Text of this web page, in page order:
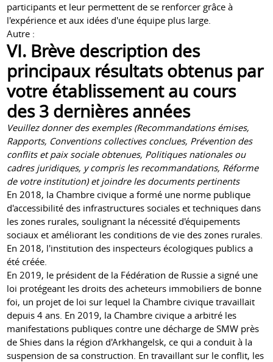
participants et leur permettent de se renforcer grâce à
l'expérience et aux idées d'une équipe plus large.
Autre :
VI. Brève description des
principaux résultats obtenus par
votre établissement au cours
des 3 dernières années
Veuillez donner des exemples (Recommandations émises,
Rapports, Conventions collectives conclues, Prévention des
conflits et paix sociale obtenues, Politiques nationales ou
cadres juridiques, y compris les recommandations, Réforme
de votre institution) et joindre les documents pertinents
En 2018, la Chambre civique a formé une norme publique
d'accessibilité des infrastructures sociales et techniques dans
les zones rurales, soulignant la nécessité d'équipements
sociaux et améliorant les conditions de vie des zones rurales.
En 2018, l'institution des inspecteurs écologiques publics a
été créée.
En 2019, le président de la Fédération de Russie a signé une
loi protégeant les droits des acheteurs immobiliers de bonne
foi, un projet de loi sur lequel la Chambre civique travaillait
depuis 4 ans. En 2019, la Chambre civique a arbitré les
manifestations publiques contre une décharge de SMW près
de Shies dans la région d'Arkhangelsk, ce qui a conduit à la
suspension de sa construction. En travaillant sur le conflit, les